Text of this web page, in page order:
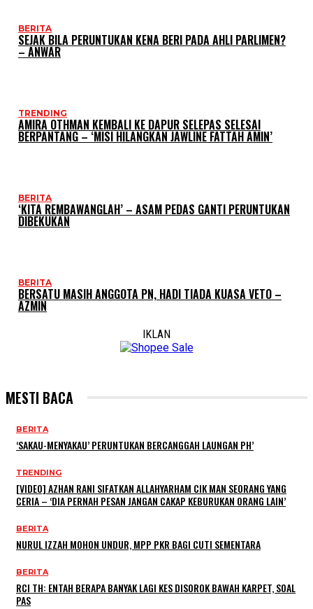
BERITA
SEJAK BILA PERUNTUKAN KENA BERI PADA AHLI PARLIMEN?
– ANWAR
TRENDING
AMIRA OTHMAN KEMBALI KE DAPUR SELEPAS SELESAI
BERPANTANG – ‘MISI HILANGKAN JAWLINE FATTAH AMIN’
BERITA
‘KITA REMBAWANGLAH’ – ASAM PEDAS GANTI PERUNTUKAN
DIBEKUKAN
BERITA
BERSATU MASIH ANGGOTA PN, HADI TIADA KUASA VETO –
AZMIN
IKLAN
MESTI BACA
BERITA
‘SAKAU-MENYAKAU’ PERUNTUKAN BERCANGGAH LAUNGAN PH’
TRENDING
[VIDEO] AZHAN RANI SIFATKAN ALLAHYARHAM CIK MAN SEORANG YANG
CERIA – ‘DIA PERNAH PESAN JANGAN CAKAP KEBURUKAN ORANG LAIN’
BERITA
NURUL IZZAH MOHON UNDUR, MPP PKR BAGI CUTI SEMENTARA
BERITA
RCI TH: ENTAH BERAPA BANYAK LAGI KES DISOROK BAWAH KARPET, SOAL
PAS